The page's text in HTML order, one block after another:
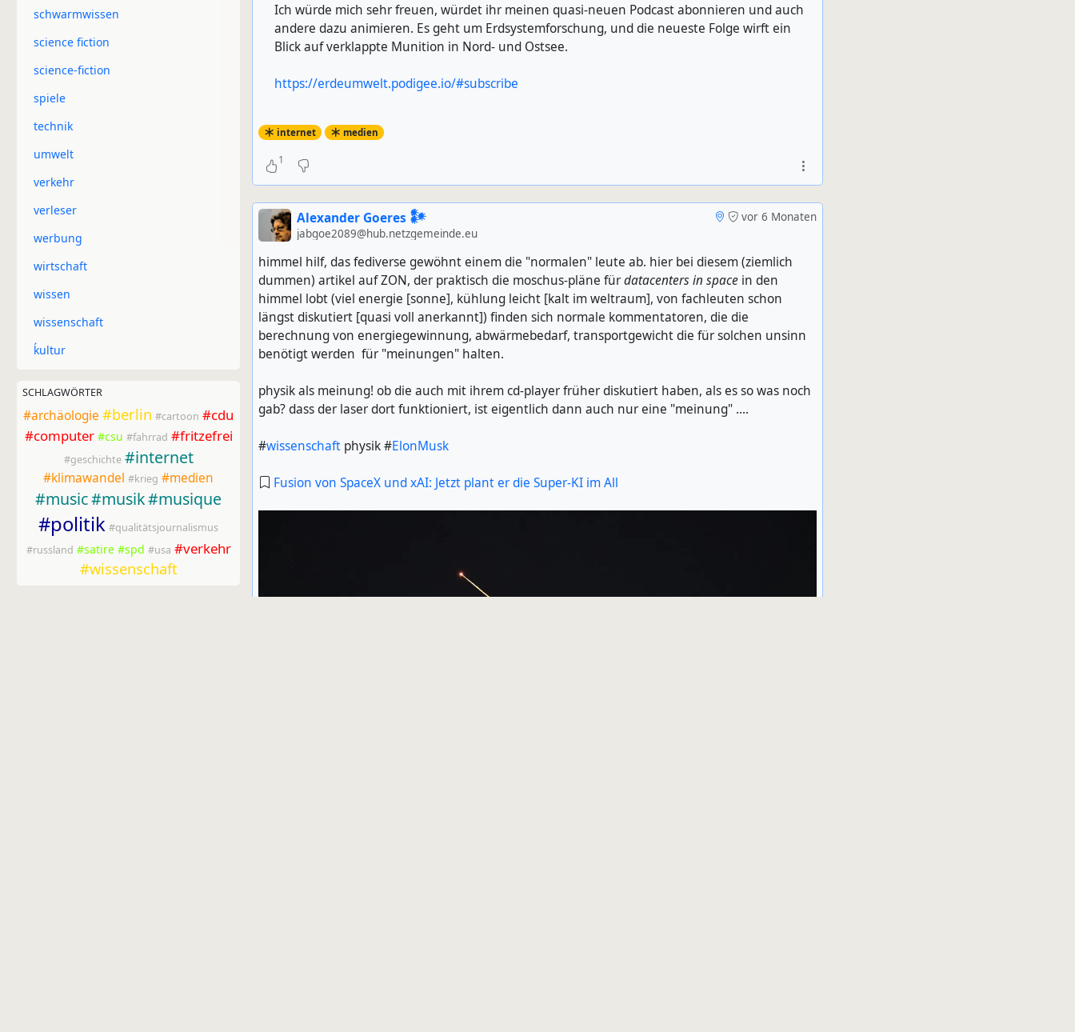
schwarmwissen
science fiction
science-fiction
spiele
technik
umwelt
verkehr
verleser
werbung
wirtschaft
wissen
wissenschaft
ḱultur
SCHLAGWÖRTER
#archäologie #berlin #cartoon #cdu
#computer #csu #fahrrad #fritzefrei
#geschichte #internet
#klimawandel #krieg #medien
#music#musik#musique
#politik #qualitätsjournalismus
#russland #satire #spd #usa #verkehr
#wissenschaft
Ich würde mich sehr freuen, würdet ihr meinen quasi-neuen Podcast abonnieren und auch
andere dazu animieren. Es geht um Erdsystemforschung, und die neueste Folge wirft ein
Blick auf verklappte Munition in Nord- und Ostsee.
https://erdeumwelt.podigee.io/#subscribe
internet medien
1
vor 6 Monaten
Alexander Goeres 𒀯
jabgoe2089@hub.netzgemeinde.eu
himmel hilf, das fediverse gewöhnt einem die "normalen" leute ab. hier bei diesem (ziemlich
dummen) artikel auf ZON, der praktisch die moschus-pläne fürdatacenters in space in den
himmel lobt (viel energie [sonne], kühlung leicht [kalt im weltraum], von fachleuten schon
längst diskutiert [quasi voll anerkannt]) finden sich normale kommentatoren, die die
berechnung von energiegewinnung, abwärmebedarf, transportgewicht die für solchen unsinn
benötigt werden für "meinungen" halten.
physik als meinung! ob die auch mit ihrem cd-player früher diskutiert haben, als es so was noch
gab? dass der laser dort funktioniert, ist eigentlich dann auch nur eine "meinung" ....
#wissenschaft physik #ElonMusk
Fusion von SpaceX und xAI: Jetzt plant er die Super-KI im All